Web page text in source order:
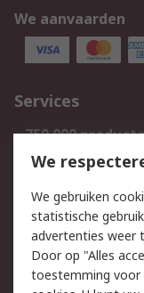
We aanvaarden
Services
750.000
Bestellen
Track & Trace
Wettelijk
Cookiebeleid
We
We gebruiken
statistische
advertenties weer
Door op "Alles
toestemming voor